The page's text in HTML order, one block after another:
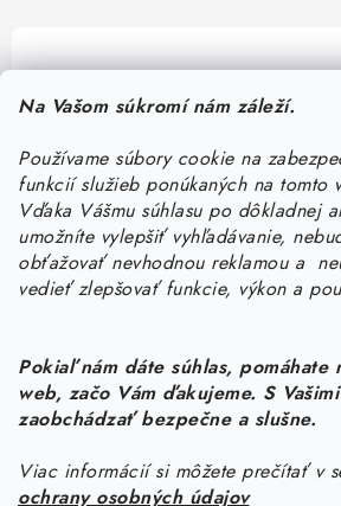
Na Vašom súkromí nám záleží.
Používame súbory cookie na
funkcií služieb ponúkaných na tomto
Vďaka Vášmu súhlasu po dôkladnej
umožníte vylepšiť vyhľadávanie,
obťažovať nevhodnou reklamou a
vedieť zlepšovať funkcie, výkon a
Pokiaľ nám dáte súhlas, pomáhate
web, začo Vám ďakujeme. S
zaobchádzať bezpečne a slušne.
Viac informácií si môžete prečítať v
ochrany osobných údajov
Pomôžeme vám s
Potrebujete s niečím poradiť?
objednavky@
Informácie pre vás